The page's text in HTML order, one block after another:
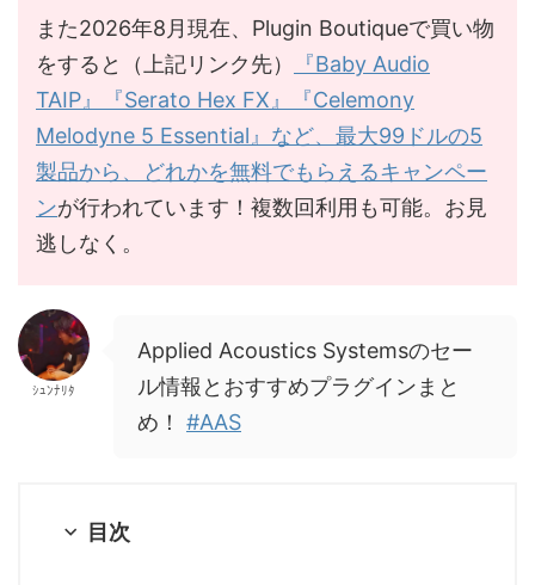
また2026年8月現在、Plugin Boutiqueで買い物
をすると（上記リンク先）
『Baby Audio
TAIP』『Serato Hex FX』『Celemony
Melodyne 5 Essential』など、最大99ドルの5
製品から、どれかを無料でもらえるキャンペー
ンが行われています！複数回利用も可能。お見
逃しなく。
ｼｭﾝﾅﾘﾀ
Applied Acoustics Systemsのセー
ル情報とおすすめプラグインまと
め！ #AAS
目次